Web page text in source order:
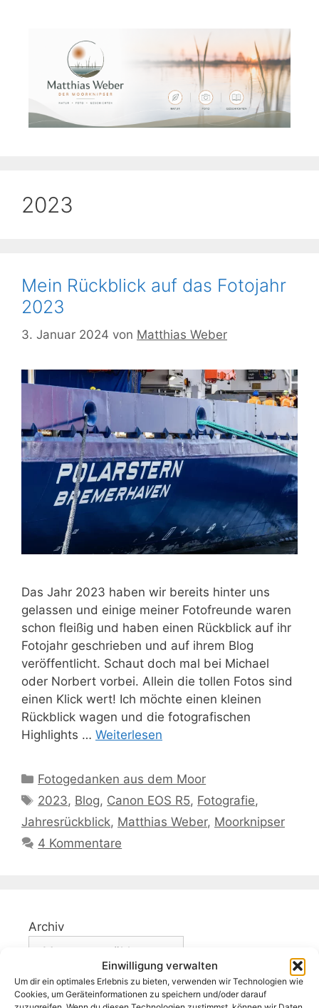
Einwilligung verwalten
Um dir ein optimales Erlebnis zu bieten, verwenden wir Technologien wie
Cookies, um Geräteinformationen zu speichern und/oder darauf
2023
Mein Rückblick auf das Fotojahr
2023
3. Januar 2024 von Matthias Weber
Das Jahr 2023 haben wir bereits hinter uns
gelassen und einige meiner Fotofreunde waren
schon fleißig und haben einen Rückblick auf ihr
Fotojahr geschrieben und auf ihrem Blog
veröffentlicht. Schaut doch mal bei Michael
oder Norbert vorbei. Allein die tollen Fotos sind
einen Klick wert! Ich möchte einen kleinen
Rückblick wagen und die fotografischen
Highlights … Weiterlesen
Kategorien
Fotogedanken aus dem Moor
Schlagwörter
2023, Blog, Canon EOS R5, Fotografie,
Jahresrückblick, Matthias Weber, Moorknipser
4 Kommentare
Archiv